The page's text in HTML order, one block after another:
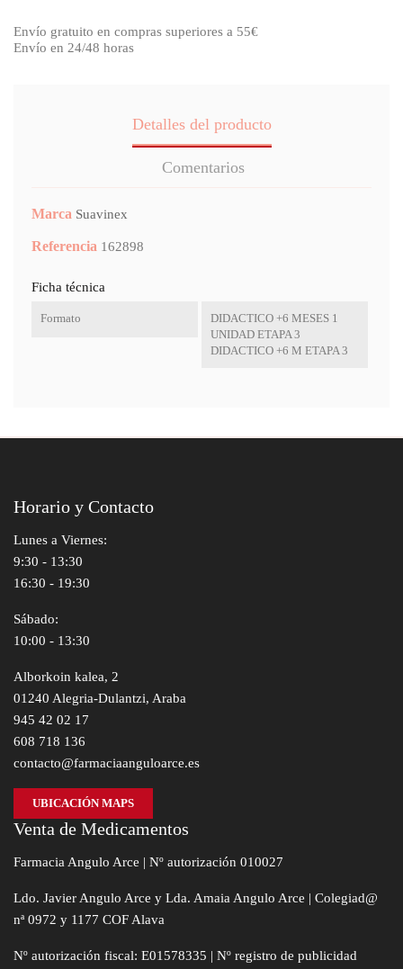
Envío gratuito en compras superiores a 55€
Envío en 24/48 horas
Detalles del producto
Comentarios
Marca Suavinex
Referencia 162898
Ficha técnica
Formato
DIDACTICO +6 MESES 1
UNIDAD ETAPA 3
DIDACTICO +6 M ETAPA 3
Horario y Contacto
Lunes a Viernes:
9:30 - 13:30
16:30 - 19:30
Sábado:
10:00 - 13:30
Alborkoin kalea, 2
01240 Alegria-Dulantzi, Araba
945 42 02 17
608 718 136
contacto@farmaciaanguloarce.es
UBICACIÓN MAPS
Venta de Medicamentos
Farmacia Angulo Arce | Nº autorización 010027
Ldo. Javier Angulo Arce y Lda. Amaia Angulo Arce | Colegiad@
nª 0972 y 1177 COF Alava
Nº autorización fiscal: E01578335 | Nº registro de publicidad